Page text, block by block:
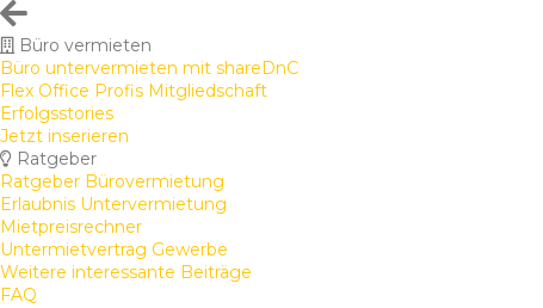
Büro vermieten
Büro untervermieten mit shareDnC
Flex Office Profis Mitgliedschaft
Erfolgsstories
Jetzt inserieren
Ratgeber
Ratgeber Bürovermietung
Erlaubnis Untervermietung
Mietpreisrechner
Untermietvertrag Gewerbe
Weitere interessante Beiträge
FAQ